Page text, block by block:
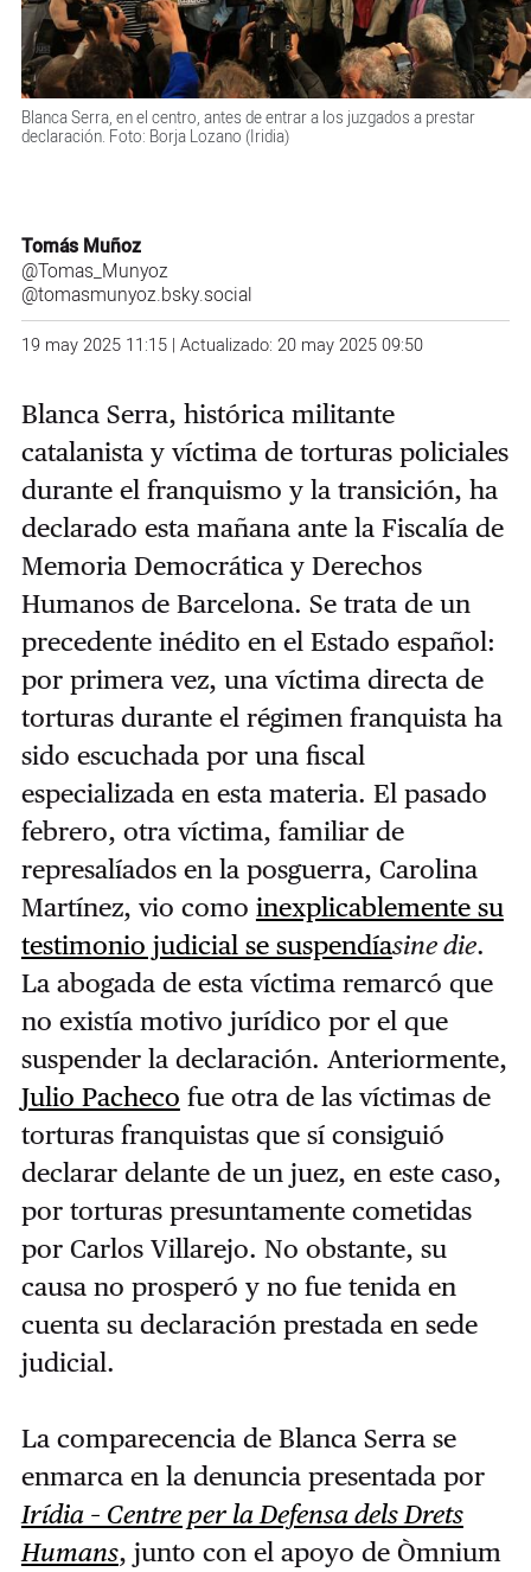
Blanca Serra, en el centro, antes de entrar a los juzgados a prestar
declaración. Foto: Borja Lozano (Iridia)
Tomás Muñoz
@Tomas_Munyoz
@tomasmunyoz.bsky.social
19 may 2025 11:15 | Actualizado: 20 may 2025 09:50
Blanca Serra, histórica militante
catalanista y víctima de torturas policiales
durante el franquismo y la transición, ha
declarado esta mañana ante la Fiscalía de
Memoria Democrática y Derechos
Humanos de Barcelona. Se trata de un
precedente inédito en el Estado español:
por primera vez, una víctima directa de
torturas durante el régimen franquista ha
sido escuchada por una fiscal
especializada en esta materia. El pasado
febrero, otra víctima, familiar de
represalíados en la posguerra, Carolina
Martínez, vio como inexplicablemente su
testimonio judicial se suspendíasine die.
La abogada de esta víctima remarcó que
no existía motivo jurídico por el que
suspender la declaración. Anteriormente,
Julio Pacheco fue otra de las víctimas de
torturas franquistas que sí consiguió
declarar delante de un juez, en este caso,
por torturas presuntamente cometidas
por Carlos Villarejo. No obstante, su
causa no prosperó y no fue tenida en
cuenta su declaración prestada en sede
judicial.
La comparecencia de Blanca Serra se
enmarca en la denuncia presentada por
Irídia – Centre per la Defensa dels Drets
Humans, junto con el apoyo de Òmnium